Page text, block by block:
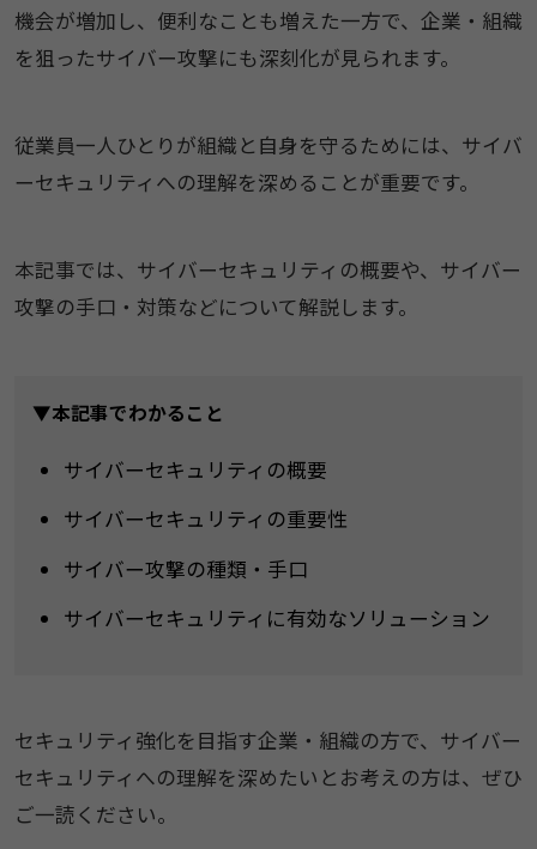
機会が増加し、便利なことも増えた一方で、企業・組織
を狙ったサイバー攻撃にも深刻化が見られます。
従業員一人ひとりが組織と自身を守るためには、サイバ
ーセキュリティへの理解を深めることが重要です。
本記事では、サイバーセキュリティの概要や、サイバー
攻撃の手口・対策などについて解説します。
▼本記事でわかること
サイバーセキュリティの概要
サイバーセキュリティの重要性
サイバー攻撃の種類・手口
サイバーセキュリティに有効なソリューション
セキュリティ強化を目指す企業・組織の方で、サイバー
セキュリティへの理解を深めたいとお考えの方は、ぜひ
ご一読ください。